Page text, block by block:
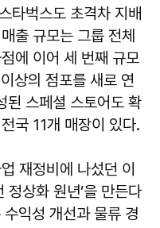
타벅스도 초격차 지배
출 규모는 그룹 전체
에 이어 세 번째 규모
상의 점포를 새로 연
된 스페셜 스토어도 확
국 11개 매장이 있다.
재정비에 나섰던 이
정상화 원년’을 만든다
익성 개선과 물류 경